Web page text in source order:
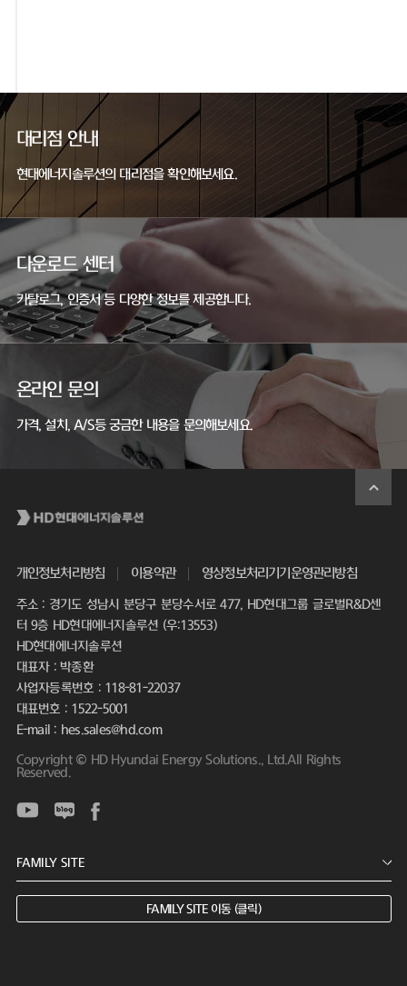
대리점 안내
현대에너지솔루션의 대리점을 확인해보세요.
다운로드 센터
카탈로그, 인증서 등 다양한 정보를 제공합니다.
온라인 문의
가격, 설치, A/S등 궁금한 내용을 문의해보세요.
개인정보처리방침 이용약관 영상정보처리기기운영관리방침
주소 : 경기도 성남시 분당구 분당수서로 477, HD현대그룹 글로벌R&D센
터 9층 HD현대에너지솔루션 (우:13553)
HD현대에너지솔루션
대표자 : 박종환
사업자등록번호 : 118-81-22037
대표번호 : 1522-5001
E-mail : hes.sales@hd.com
Copyright © HD Hyundai Energy Solutions., Ltd.All Rights
Reserved.
FAMILY SITE 이동 (클릭)